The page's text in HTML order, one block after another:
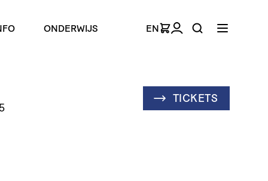
ONDERWIJS EN
TICKETS